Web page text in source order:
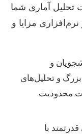
تحلیل آماری شما
مزایا و
و
بزرگ و تحلیل‌های
محدودیت
با